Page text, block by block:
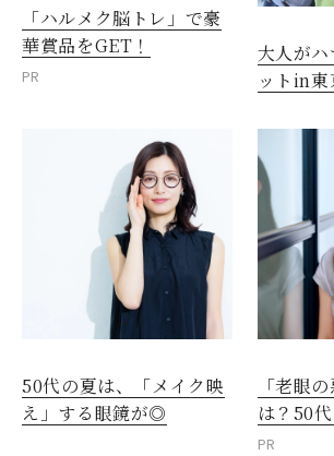
「ハルメク脳トレ」で豪
華賞品をGET！
PR
大人が
ットin東
50代の夏は、「メイク映
え」する眼鏡が◎
「老眼
は？50
PR